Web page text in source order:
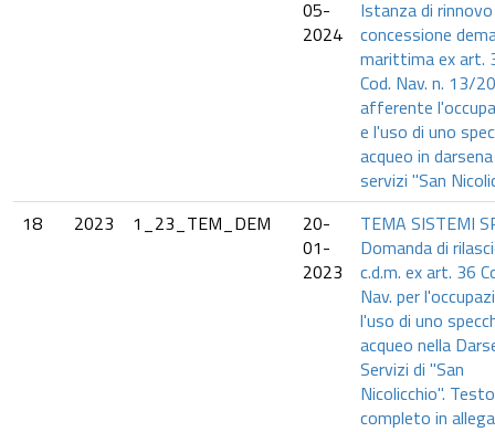
05-
2024
Istanza di rinnovo
concessione
marittima ex art.
Cod. Nav. n. 13/
afferente
e l'uso di uno
acqueo in darsena
servizi "San
18
2023 1_23_TEM_DEM
20-
01-
2023
TEMA SISTEMI
Domanda di
c.d.m. ex art. 36
Nav. per
l'uso di uno
acqueo nella
Servizi di "San
Nicolicchio". Testo
completo in